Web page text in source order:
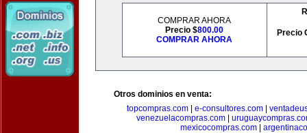
COMPRAR AHORA
Precio $800.00
COMPRAR AHORA
Precio
Otros dominios en venta:
topcompras.com
e-consultores.com
venezuelacompras.com|
mexicocompras.com